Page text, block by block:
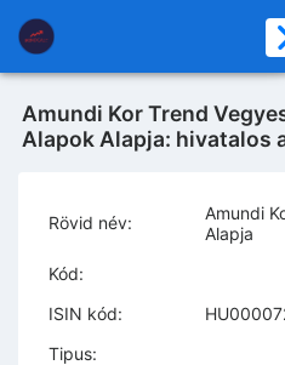
Amundi Kor Trend
Alapok Alapja: hivatalos
Rövid név:
Amundi
Alapja
Kód:
ISIN kód:
Tipus: